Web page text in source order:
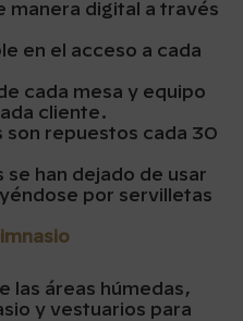
manera digital a través
en el acceso a cada
cada mesa y equipo
cliente.
son repuestos cada 30
se han dejado de usar
por servilletas
las áreas húmedas,
y vestuarios para